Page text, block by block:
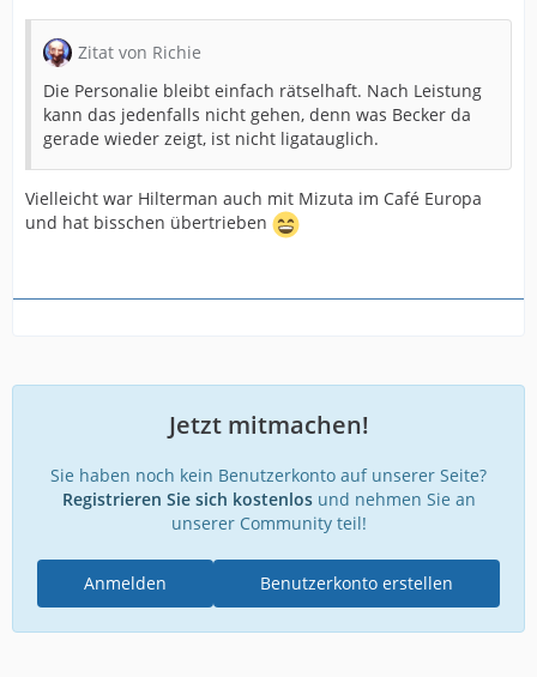
Zitat von Richie
Die Personalie bleibt einfach rätselhaft. Nach Leistung
kann das jedenfalls nicht gehen, denn was Becker da
gerade wieder zeigt, ist nicht ligatauglich.
Vielleicht war Hilterman auch mit Mizuta im Café Europa
und hat bisschen übertrieben
Jetzt mitmachen!
Sie haben noch kein Benutzerkonto auf unserer Seite?
Registrieren Sie sich kostenlosund nehmen Sie an
unserer Community teil!
Benutzerkonto erstellen
Anmelden